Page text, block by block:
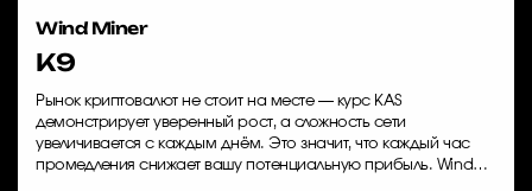
Wind Miner
K9
Рынок криптовалют не стоит на месте — курс KAS
демонстрирует уверенный рост, а сложность сети
увеличивается с каждым днём. Это значит, что каждый час
промедления снижает вашу потенциальную прибыль. Wind